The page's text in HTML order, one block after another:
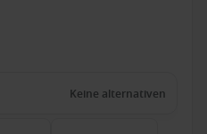
Keine alternativen